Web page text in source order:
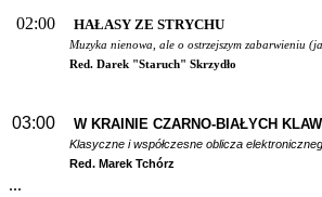
02:00 HAŁASY ZE STRYCHU
Muzyka nienowa, ale o ostrzejszym zabarwieniu
Red. Darek "Staruch" Skrzydło
03:00 W KRAINIE CZARNO-BIAŁYCH
Klasyczne i współczesne oblicza
Red. Marek Tchórz
...